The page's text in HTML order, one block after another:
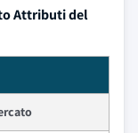
Attributi del